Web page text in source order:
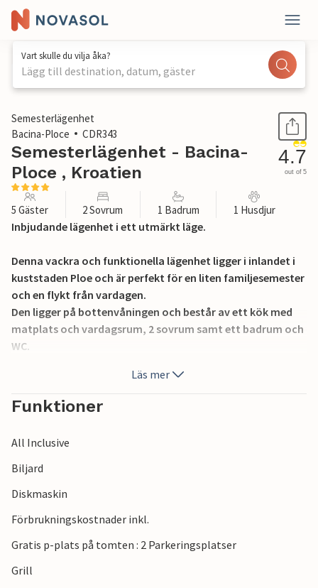
Vart skulle du vilja åka?
Lägg till destination, datum, gäster
1 / 48
Semesterlägenhet
Bacina-Ploce
CDR343
Semesterlägenhet - Bacina-
Ploce , Kroatien
4.7
out of 5
5 Gäster 2 Sovrum 1 Badrum 1 Husdjur
Inbjudande lägenhet i ett utmärkt läge.
Denna vackra och funktionella lägenhet ligger i inlandet i
kuststaden Ploe och är perfekt för en liten familjesemester
och en flykt från vardagen.
Den ligger på bottenvåningen och består av ett kök med
matplats och vardagsrum, 2 sovrum samt ett badrum och
WC.
lekutrustning för barn finns tillgänglig. Den naturliga
mångfalden i denna region erbjuder en speciell
gastronomisk upplevelse. Ploe är en bra utgångspunkt för
Ser fram emot din tid nära kusten.
Läs mer
Funktioner
All Inclusive
Biljard
Diskmaskin
Förbrukningskostnader inkl.
Gratis p-plats på tomten : 2 Parkeringsplatser
Grill